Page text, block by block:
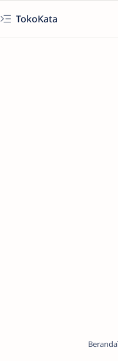
TokoKata
Beranda